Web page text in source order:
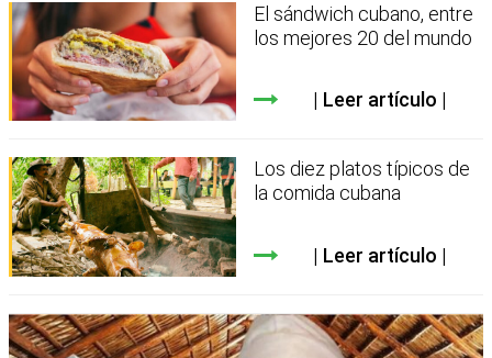
El sándwich cubano, entre
los mejores 20 del mundo
Leer artículo
Los diez platos típicos de
la comida cubana
Leer artículo